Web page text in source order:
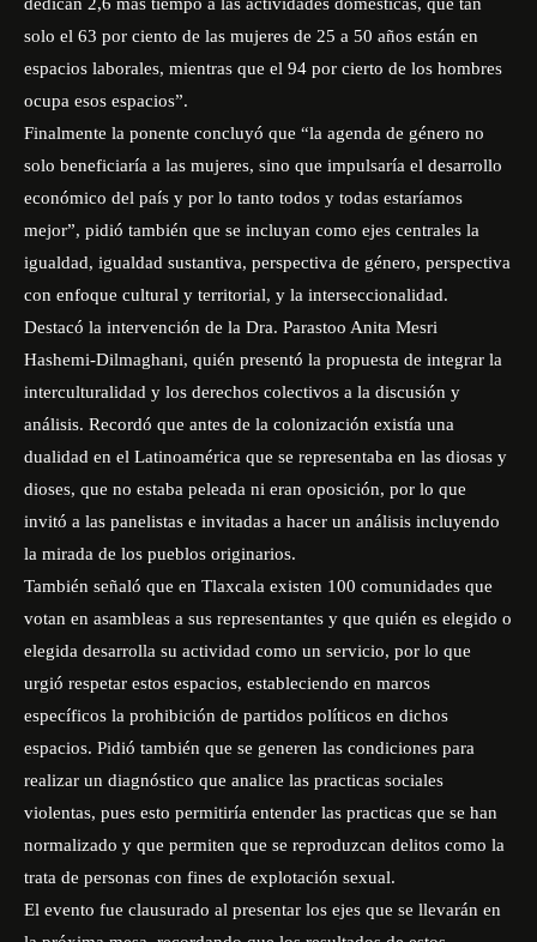
solo el 63 por ciento de las mujeres de 25 a 50 años están en
espacios laborales, mientras que el 94 por cierto de los hombres
ocupa esos espacios”.
Finalmente la ponente concluyó que “la agenda de género no
solo beneficiaría a las mujeres, sino que impulsaría el desarrollo
económico del país y por lo tanto todos y todas estaríamos
mejor”, pidió también que se incluyan como ejes centrales la
igualdad, igualdad sustantiva, perspectiva de género, perspectiva
con enfoque cultural y territorial, y la interseccionalidad.
Destacó la intervención de la Dra. Parastoo Anita Mesri
Hashemi-Dilmaghani, quién presentó la propuesta de integrar la
interculturalidad y los derechos colectivos a la discusión y
análisis. Recordó que antes de la colonización existía una
dualidad en el Latinoamérica que se representaba en las diosas y
dioses, que no estaba peleada ni eran oposición, por lo que
invitó a las panelistas e invitadas a hacer un análisis incluyendo
la mirada de los pueblos originarios.
También señaló que en Tlaxcala existen 100 comunidades que
votan en asambleas a sus representantes y que quién es elegido o
elegida desarrolla su actividad como un servicio, por lo que
urgió respetar estos espacios, estableciendo en marcos
específicos la prohibición de partidos políticos en dichos
espacios. Pidió también que se generen las condiciones para
realizar un diagnóstico que analice las practicas sociales
violentas, pues esto permitiría entender las practicas que se han
normalizado y que permiten que se reproduzcan delitos como la
trata de personas con fines de explotación sexual.
El evento fue clausurado al presentar los ejes que se llevarán en